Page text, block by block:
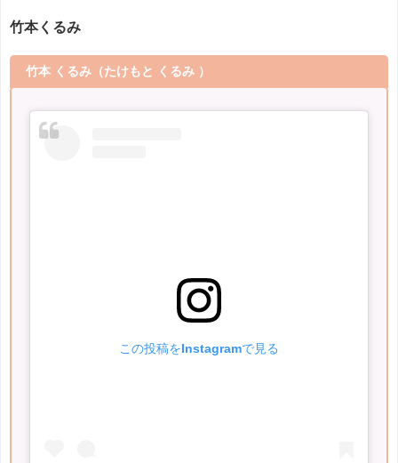
竹本くるみ
竹本 くるみ （たけもと くるみ ）
この投稿をInstagramで見る